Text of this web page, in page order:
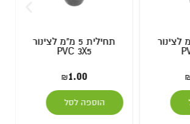
7 מ"מ לצינור
תחילית 5 מ"מ לצינור
PVC 3X5
₪1.00
הוספה לסל